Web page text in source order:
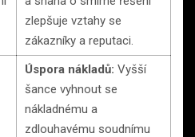
zlepšuje vztahy se
zákazníky a reputaci.
Úspora nákladů: Vyšší
šance vyhnout se
nákladnému a
zdlouhavému soudnímu